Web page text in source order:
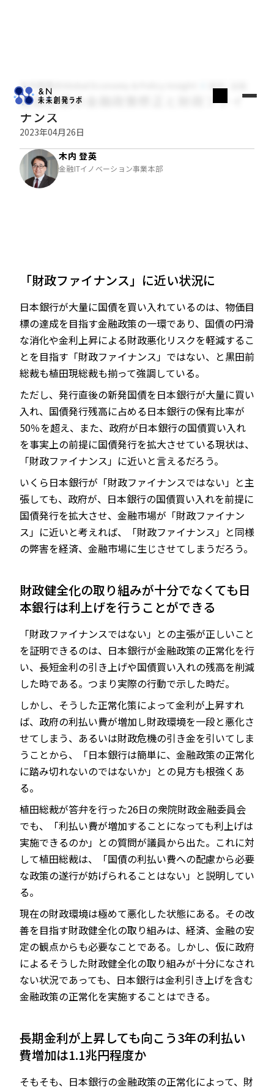
JP
木内登英のGlobal Economy & Policy Insight
植田日銀の金融政策修正と財政ファイ
ナンス
2023年04月26日
木内 登英
金融ITイノベーション事業本部
「財政ファイナンス」に近い状況に
日本銀行が大量に国債を買い入れているのは、物価目
標の達成を目指す金融政策の一環であり、国債の円滑
な消化や金利上昇による財政悪化リスクを軽減するこ
とを目指す「財政ファイナンス」ではない、と黒田前
総裁も植田現総裁も揃って強調している。
ただし、発行直後の新発国債を日本銀行が大量に買い
入れ、国債発行残高に占める日本銀行の保有比率が
50％を超え、また、政府が日本銀行の国債買い入れ
を事実上の前提に国債発行を拡大させている現状は、
「財政ファイナンス」に近いと言えるだろう。
いくら日本銀行が「財政ファイナンスではない」と主
張しても、政府が、日本銀行の国債買い入れを前提に
国債発行を拡大させ、金融市場が「財政ファイナン
ス」に近いと考えれば、「財政ファイナンス」と同様
の弊害を経済、金融市場に生じさせてしまうだろう。
財政健全化の取り組みが十分でなくても日
本銀行は利上げを行うことができる
「財政ファイナンスではない」との主張が正しいこと
を証明できるのは、日本銀行が金融政策の正常化を行
い、長短金利の引き上げや国債買い入れの残高を削減
した時である。つまり実際の行動で示した時だ。
しかし、そうした正常化策によって金利が上昇すれ
ば、政府の利払い費が増加し財政環境を一段と悪化さ
せてしまう、あるいは財政危機の引き金を引いてしま
うことから、「日本銀行は簡単に、金融政策の正常化
に踏み切れないのではないか」との見方も根強くあ
る。
植田総裁が答弁を行った26日の衆院財政金融委員会
でも、「利払い費が増加することになっても利上げは
実施できるのか」との質問が議員から出た。これに対
して植田総裁は、「国債の利払い費への配慮から必要
な政策の遂行が妨げられることはない」と説明してい
る。
現在の財政環境は極めて悪化した状態にある。その改
善を目指す財政健全化の取り組みは、経済、金融の安
定の観点からも必要なことである。しかし、仮に政府
によるそうした財政健全化の取り組みが十分になされ
ない状況であっても、日本銀行は金利引き上げを含む
金融政策の正常化を実施することはできる。
長期金利が上昇しても向こう3年の利払い
費増加は1.1兆円程度か
そもそも、日本銀行の金融政策の正常化によって、財